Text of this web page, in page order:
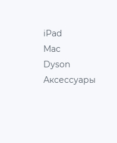
iPad
Mac
Dyson
Аксессуары